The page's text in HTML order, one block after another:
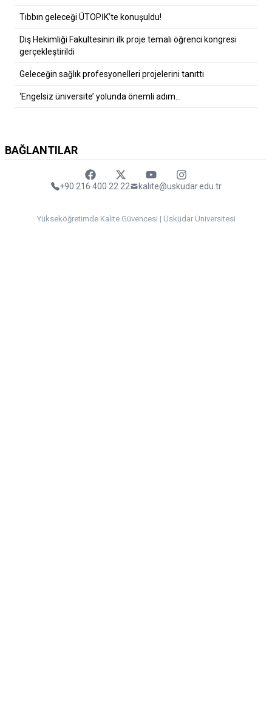
Tıbbın geleceği ÜTOPİK’te konuşuldu!
Diş Hekimliği Fakültesinin ilk proje temalı öğrenci kongresi
gerçekleştirildi
Geleceğin sağlık profesyonelleri projelerini tanıttı
‘Engelsiz üniversite’ yolunda önemli adım…
BAĞLANTILAR
FaceebokTwitterYoutubeInstagram
+90 216 400 22 22 kalite@uskudar.edu.tr
Yükseköğretimde Kalite Güvencesi | Üsküdar Üniversitesi